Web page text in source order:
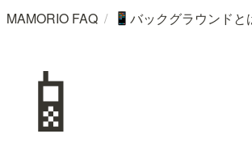
MAMORIO FAQ / 📱 バックグラウンドと
📱